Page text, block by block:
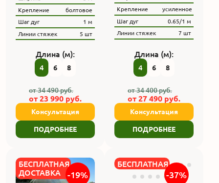
Крепление
болтовое
Шаг дуг
1 м
Линии стяжек
5 шт
Длина (м):
4 6 8
от34 490руб.
от 23 990 руб.
Консультация
ПОДРОБНЕЕ
Крепление
усиленное
Шаг дуг
0.65/1 м
Линии стяжек
7 шт
Длина (м):
4 6 8
от34 400руб.
от 27 490 руб.
Консультация
ПОДРОБНЕЕ
БЕСПЛАТНАЯ
ДОСТАВКА
-19%
БЕСПЛАТНАЯ
ДОСТАВКА
-37%